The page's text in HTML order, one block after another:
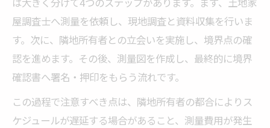
屋調査士へ測量を依頼し、現地調査と資料収集を行いま
す。次に、隣地所有者との立会いを実施し、境界点の確
認を進めます。その後、測量図を作成し、最終的に境界
確認書へ署名・押印をもらう流れです。
この過程で注意すべき点は、隣地所有者の都合によりス
ケジュールが遅延する場合があること、測量費用が発生